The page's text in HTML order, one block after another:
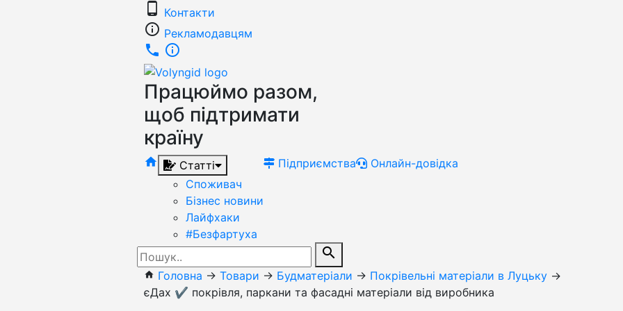
phone_android Контакти
info_outline Рекламодавцям
phone info_outline
Працюймо разом,
щоб підтримати
країну
home
Статті
Споживач
Бізнес новини
Лайфхаки
#Безфартуха
Підприємства Онлайн-довідка
search
home Головна → Товари → Будматеріали → Покрівельні матеріали в Луцьку →
єДах ✔️ покрівля, паркани та фасадні матеріали від виробника